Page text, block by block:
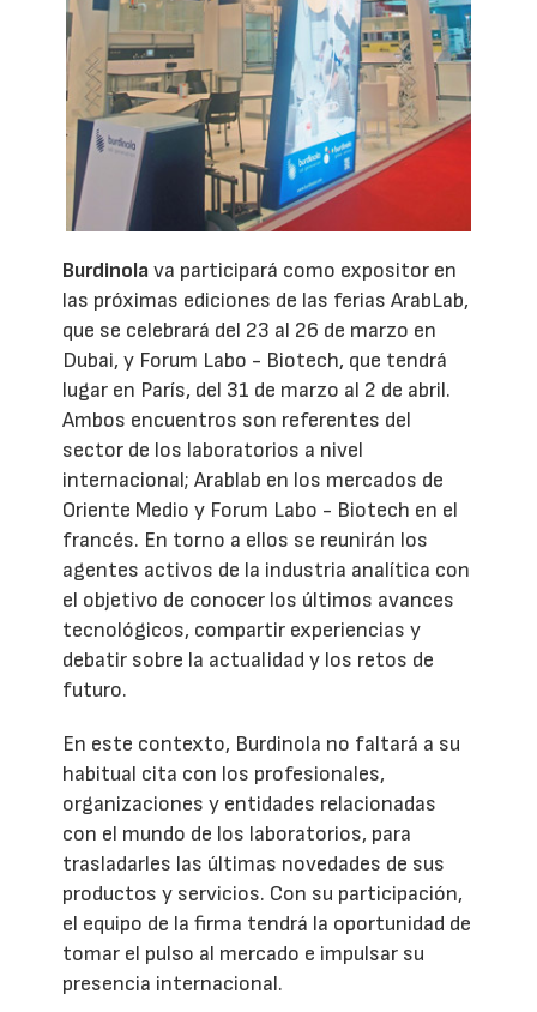
Burdinolava participará como expositor en
las próximas ediciones de las ferias ArabLab,
que se celebrará del 23 al 26 de marzo en
Dubai, y Forum Labo - Biotech, que tendrá
lugar en París, del 31 de marzo al 2 de abril.
Ambos encuentros son referentes del
sector de los laboratorios a nivel
internacional; Arablab en los mercados de
Oriente Medio y Forum Labo - Biotech en el
francés. En torno a ellos se reunirán los
agentes activos de la industria analítica con
el objetivo de conocer los últimos avances
tecnológicos, compartir experiencias y
debatir sobre la actualidad y los retos de
futuro.
En este contexto, Burdinola no faltará a su
habitual cita con los profesionales,
organizaciones y entidades relacionadas
con el mundo de los laboratorios, para
trasladarles las últimas novedades de sus
productos y servicios. Con su participación,
el equipo de la firma tendrá la oportunidad de
tomar el pulso al mercado e impulsar su
presencia internacional.